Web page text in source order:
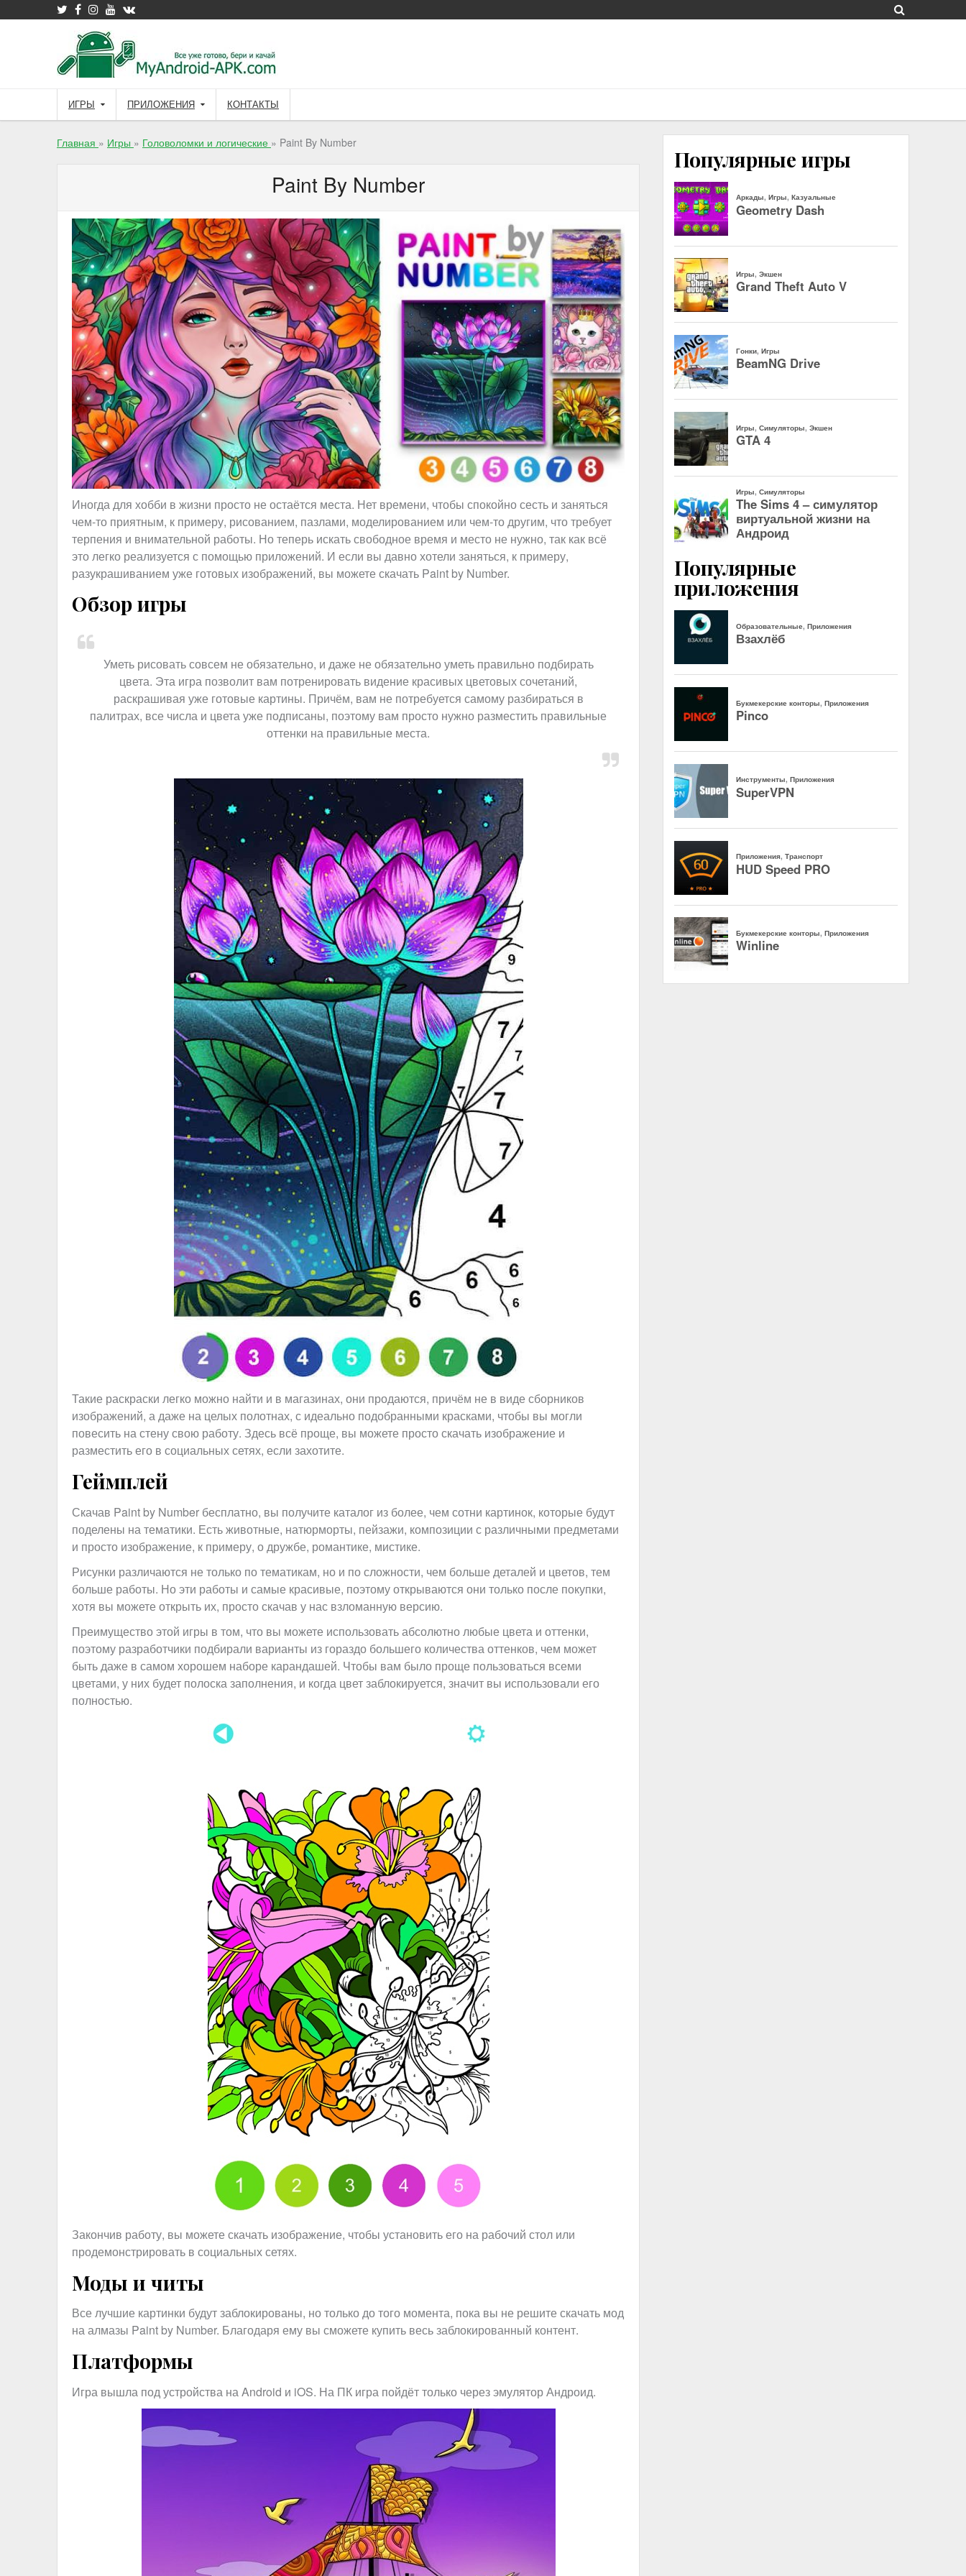
to
ИГРЫ ПРИЛОЖЕНИЯ КОНТАКТЫ
Главная » Игры » Головоломки и логические » Paint By Number
Paint By Number
Иногда для хобби в жизни просто не остаётся места. Нет времени, чтобы спокойно сесть и заняться
чем-то приятным, к примеру, рисованием, пазлами, моделированием или чем-то другим, что требует
терпения и внимательной работы. Но теперь искать свободное время и место не нужно, так как всё
это легко реализуется с помощью приложений. И если вы давно хотели заняться, к примеру,
разукрашиванием уже готовых изображений, вы можете скачать Paint by Number.
Обзор игры
Уметь рисовать совсем не обязательно, и даже не обязательно уметь правильно подбирать
цвета. Эта игра позволит вам потренировать видение красивых цветовых сочетаний,
раскрашивая уже готовые картины. Причём, вам не потребуется самому разбираться в
палитрах, все числа и цвета уже подписаны, поэтому вам просто нужно разместить правильные
оттенки на правильные места.
Такие раскраски легко можно найти и в магазинах, они продаются, причём не в виде сборников
изображений, а даже на целых полотнах, с идеально подобранными красками, чтобы вы могли
повесить на стену свою работу. Здесь всё проще, вы можете просто скачать изображение и
разместить его в социальных сетях, если захотите.
Геймплей
Скачав Paint by Number бесплатно, вы получите каталог из более, чем сотни картинок, которые будут
поделены на тематики. Есть животные, натюрморты, пейзажи, композиции с различными предметами
и просто изображение, к примеру, о дружбе, романтике, мистике.
Рисунки различаются не только по тематикам, но и по сложности, чем больше деталей и цветов, тем
больше работы. Но эти работы и самые красивые, поэтому открываются они только после покупки,
хотя вы можете открыть их, просто скачав у нас взломанную версию.
Преимущество этой игры в том, что вы можете использовать абсолютно любые цвета и оттенки,
поэтому разработчики подбирали варианты из гораздо большего количества оттенков, чем может
быть даже в самом хорошем наборе карандашей. Чтобы вам было проще пользоваться всеми
цветами, у них будет полоска заполнения, и когда цвет заблокируется, значит вы использовали его
полностью.
Закончив работу, вы можете скачать изображение, чтобы установить его на рабочий стол или
продемонстрировать в социальных сетях.
Моды и читы
Все лучшие картинки будут заблокированы, но только до того момента, пока вы не решите скачать мод
на алмазы Paint by Number. Благодаря ему вы сможете купить весь заблокированный контент.
Платформы
Игра вышла под устройства на Android и iOS. На ПК игра пойдёт только через эмулятор Андроид.
Популярные игры
Популярные
приложения